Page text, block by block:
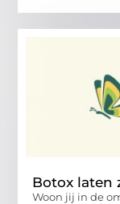
Botox laten
Woon jij in de